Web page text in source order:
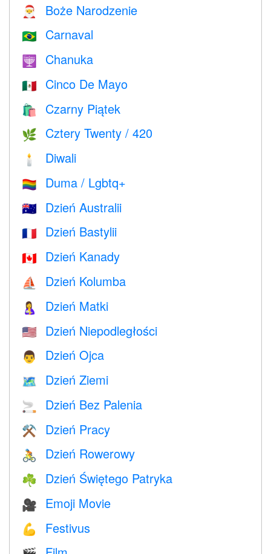
🎅 Boże Narodzenie
🇧🇷 Carnaval
🕎 Chanuka
🇲🇽 Cinco De Mayo
🛍 Czarny Piątek
🌿 Cztery Twenty / 420
🕯 Diwali
🏳️‍🌈 Duma / Lgbtq+
🇦🇺 Dzień Australii
🇫🇷 Dzień Bastylii
🇨🇦 Dzień Kanady
⛵️ Dzień Kolumba
🤱 Dzień Matki
🇺🇸 Dzień Niepodległości
👨 Dzień Ojca
🗺️ Dzień Ziemi
🚬 Dzień Bez Palenia
⚒️ Dzień Pracy
🚴 Dzień Rowerowy
☘️ Dzień Świętego Patryka
🎥 Emoji Movie
💪 Festivus